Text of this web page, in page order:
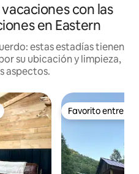
con las
en Eastern
estas estadías tienen
su ubicación y limpieza,
aspectos.
más destacadosFavorito entre
Favorito entre